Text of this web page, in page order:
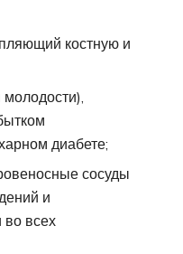
костную и
диабете;
сосуды
и
во всех